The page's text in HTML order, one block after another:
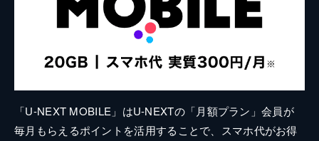
「U-NEXT MOBILE」はU-NEXTの「月額プラン」会員が
毎月もらえるポイントを活用することで、スマホ代がお得